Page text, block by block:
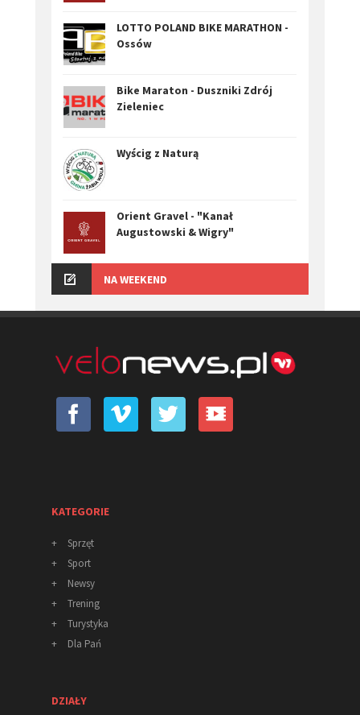
LOTTO POLAND BIKE MARATHON -
Ossów
Bike Maraton - Duszniki Zdrój
Zieleniec
Wyścig z Naturą
Orient Gravel - "Kanał
Augustowski & Wigry"
NA WEEKEND
KATEGORIE
+
Sprzęt
+
Sport
+
Newsy
+
Trening
+
Turystyka
+
Dla Pań
DZIAŁY